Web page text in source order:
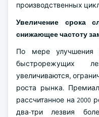
производственных
Увеличение срока
снижающее частоту
По мере улучшения
быстрорежущих
увеличиваются,
роста рынка.
рассчитанное на 2000
два-три лезвия